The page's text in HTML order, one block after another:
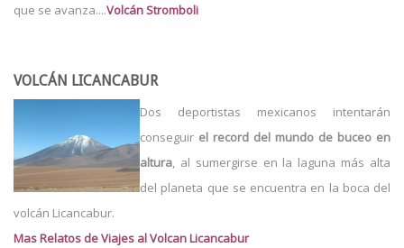
que se avanza....Volcán Stromboli
VOLCÁN LICANCABUR
Dos deportistas mexicanos intentarán
conseguir el record del mundo de buceo en
altura, al sumergirse en la laguna más alta
del planeta que se encuentra en la boca del
volcán Licancabur.
Mas Relatos de Viajes al Volcan Licancabur